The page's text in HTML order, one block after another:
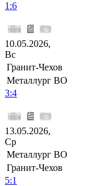
1:6
10.05.2026,
Вс
Гранит-Чехов
Металлург ВО
3:4
13.05.2026,
Ср
Металлург ВО
Гранит-Чехов
5:1